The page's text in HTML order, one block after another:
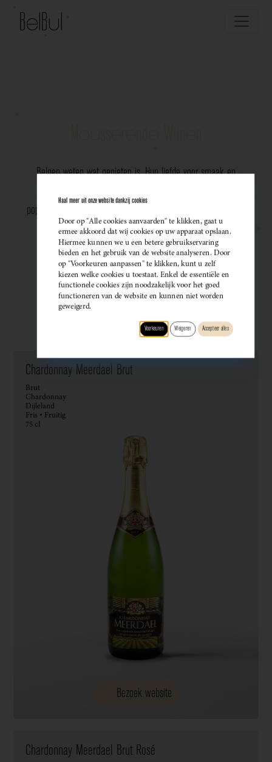
Belgen weten wat genieten is. Hun liefde voor smaak en
populariteit van Belgische mousserende wijnen. Meer dan ooit
kiezen ze bewust voor lokale bubbels — ideaal als
sprankelend aperitief of als verfijnde match bij een
gastronomisch diner. Santé!
Wijndomein
Smaak
Chardonnay Meerdael Brut
Brut
Chardonnay
Dijleland
Fris • Fruitig
75 cl
Bezoek website
Chardonnay Meerdael Brut Rosé
Haal meer uit onze website dankzij cookies
Door op "Alle cookies aanvaarden" te klikken, gaat u
ermee akkoord dat wij cookies op uw apparaat opslaan.
Hiermee kunnen we u een betere gebruikservaring
bieden en het gebruik van de website analyseren. Door
op "Voorkeuren aanpassen" te klikken, kunt u zelf
kiezen welke cookies u toestaat. Enkel de essentiële en
functionele cookies zijn noodzakelijk voor het goed
functioneren van de website en kunnen niet worden
geweigerd.
Voorkeuren Weigeren Accepteer alles